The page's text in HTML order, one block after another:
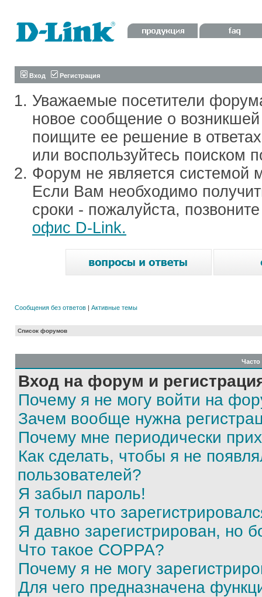
Вход Регистрация
Уважаемые посетители
новое сообщение о
поищите ее решение в
или воспользуйтесь поиском
Форум не является системой
Если Вам необходимо
сроки - пожалуйста,
офис D-Link.
Сообщения без ответов | Активные темы
Список форумов
Вход на форум и
Почему я не могу войти на
Зачем вообще нужна
Почему мне периодически
Как сделать, чтобы я не
пользователей?
Я забыл пароль!
Я только что
Я давно зарегистрирован, но
Что такое COPPA?
Почему я не могу
Для чего предназначена